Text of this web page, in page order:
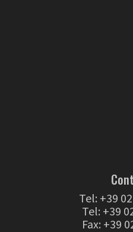
Tel: +39
Tel: +39
Fax: +39